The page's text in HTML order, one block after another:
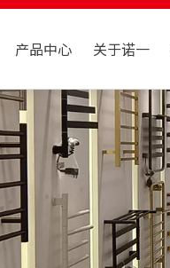
产品中心 关于诺一